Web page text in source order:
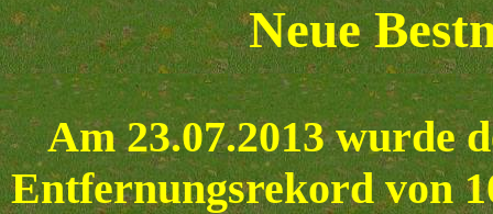
Neue
Am 23.07.2013 wurde
Entfernungsrekord von